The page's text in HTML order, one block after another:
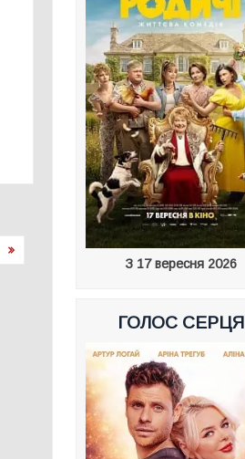
З 17 вересня 2026
ГОЛОС СЕРЦЯ